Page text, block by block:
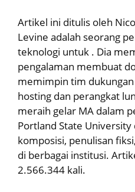
Artikel ini ditulis oleh
Levine adalah seorang
teknologi untuk . Dia
pengalaman membuat
memimpin tim
hosting dan perangkat
meraih gelar MA dalam
Portland State
komposisi, penulisan
di berbagai institusi.
2.566.344 kali.